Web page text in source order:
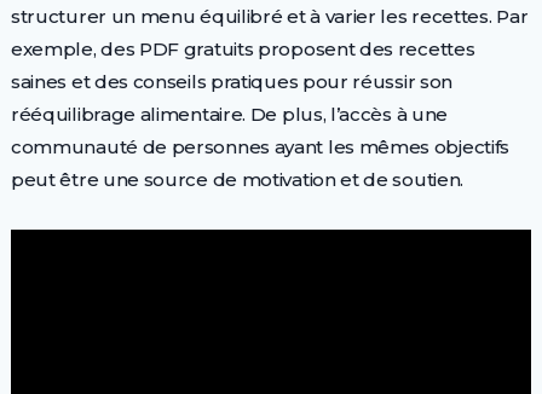
structurer un menu équilibré et à varier les recettes. Par
exemple, des PDF gratuits proposent des recettes
saines et des conseils pratiques pour réussir son
rééquilibrage alimentaire. De plus, l’accès à une
communauté de personnes ayant les mêmes objectifs
peut être une source de motivation et de soutien.